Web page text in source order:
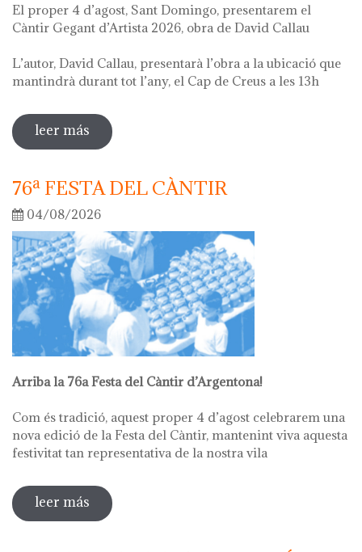
El proper 4 d’agost, Sant Domingo, presentarem el
Càntir Gegant d’Artista 2026, obra de David Callau
L’autor, David Callau, presentarà l’obra a la ubicació que
mantindrà durant tot l’any, el Cap de Creus a les 13h
leer más sobre presentació càntir gegant d'artista
76ª FESTA DEL CÀNTIR
04/08/2026
Arriba la 76a Festa del Càntir d’Argentona!
Com és tradició, aquest proper 4 d’agost celebrarem una
nova edició de la Festa del Càntir, mantenint viva aquesta
festivitat tan representativa de la nostra vila
leer más sobre 76ª festa del càntir